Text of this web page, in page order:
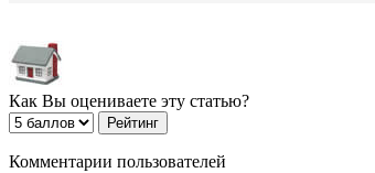
Как Вы оцениваете эту статью?
Комментарии пользователей